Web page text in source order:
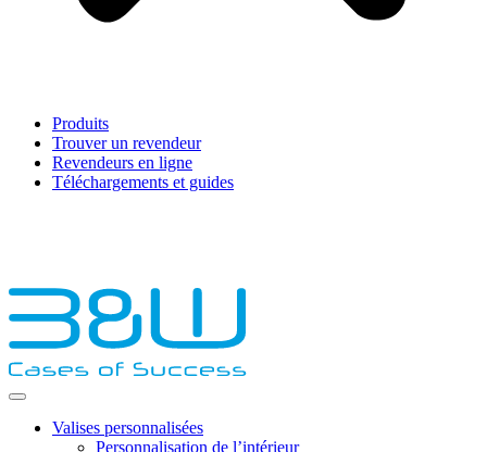
Produits
Trouver un revendeur
Revendeurs en ligne
Téléchargements et guides
Valises personnalisées
Personnalisation de l’intérieur